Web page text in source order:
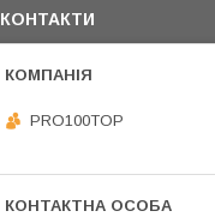
КОНТАКТИ
PRO100TOP